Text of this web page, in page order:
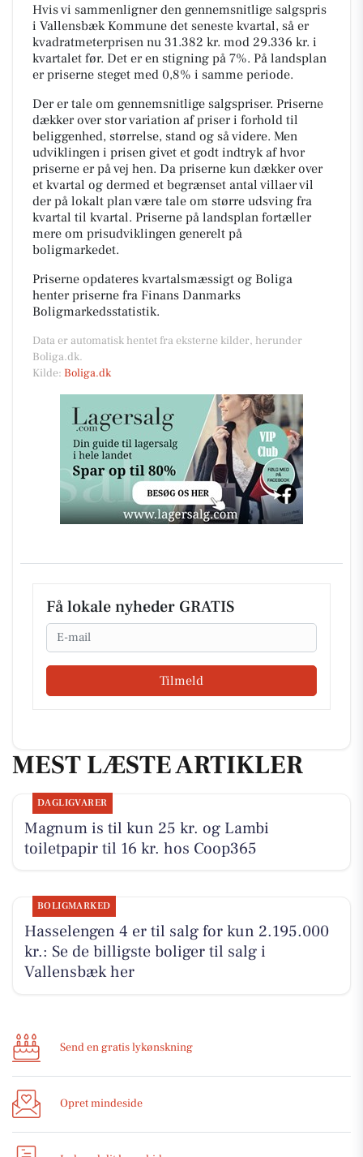
Hvis vi sammenligner den gennemsnitlige salgspris
i Vallensbæk Kommune det seneste kvartal, så er
kvadratmeterprisen nu 31.382 kr. mod 29.336 kr. i
kvartalet før. Det er en stigning på 7%. På landsplan
er priserne steget med 0,8% i samme periode.
Der er tale om gennemsnitlige salgspriser. Priserne
dækker over stor variation af priser i forhold til
beliggenhed, størrelse, stand og så videre. Men
udviklingen i prisen givet et godt indtryk af hvor
priserne er på vej hen. Da priserne kun dækker over
et kvartal og dermed et begrænset antal villaer vil
der på lokalt plan være tale om større udsving fra
kvartal til kvartal. Priserne på landsplan fortæller
mere om prisudviklingen generelt på
boligmarkedet.
Priserne opdateres kvartalsmæssigt og Boliga
henter priserne fra Finans Danmarks
Boligmarkedsstatistik.
Data er automatisk hentet fra eksterne kilder, herunder
Boliga.dk.
Kilde: Boliga.dk
Få lokale nyheder GRATIS
Email
Tilmeld
MEST LÆSTE ARTIKLER
DAGLIGVARER
Magnum is til kun 25 kr. og Lambi
toiletpapir til 16 kr. hos Coop365
BOLIGMARKED
Hasselengen 4 er til salg for kun 2.195.000
kr.: Se de billigste boliger til salg i
Vallensbæk her
Send en gratis lykønskning
Opret mindeside